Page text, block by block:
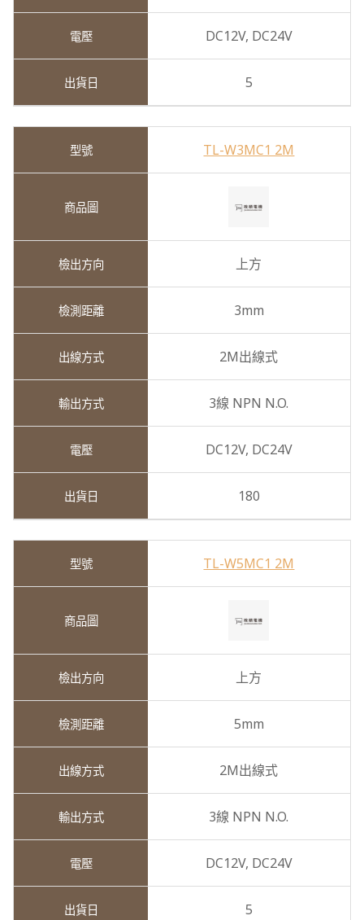
DC12V, DC24V
5
TL-W3MC1 2M
上方
3mm
2M出線式
3線 NPN N.O.
DC12V, DC24V
180
TL-W5MC1 2M
上方
5mm
2M出線式
3線 NPN N.O.
DC12V, DC24V
5